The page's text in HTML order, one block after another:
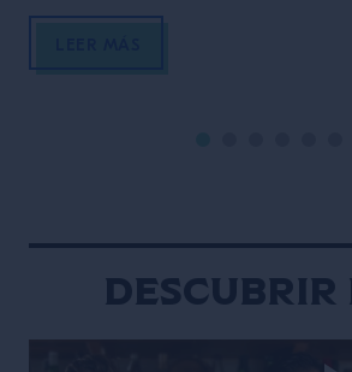
mundial. Giacomo Giannotti y
creatividad, storytelling, equipo,
Descubrir